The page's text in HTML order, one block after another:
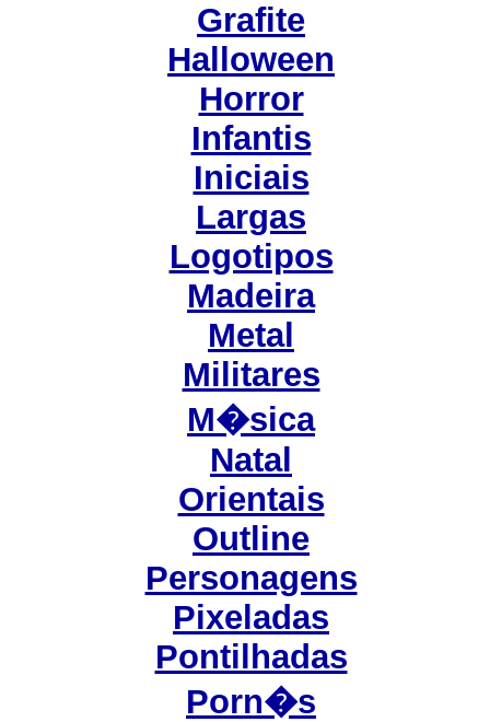
Grafite
Halloween
Horror
Infantis
Iniciais
Largas
Logotipos
Madeira
Metal
Militares
M�sica
Natal
Orientais
Outline
Personagens
Pixeladas
Pontilhadas
Porn�s